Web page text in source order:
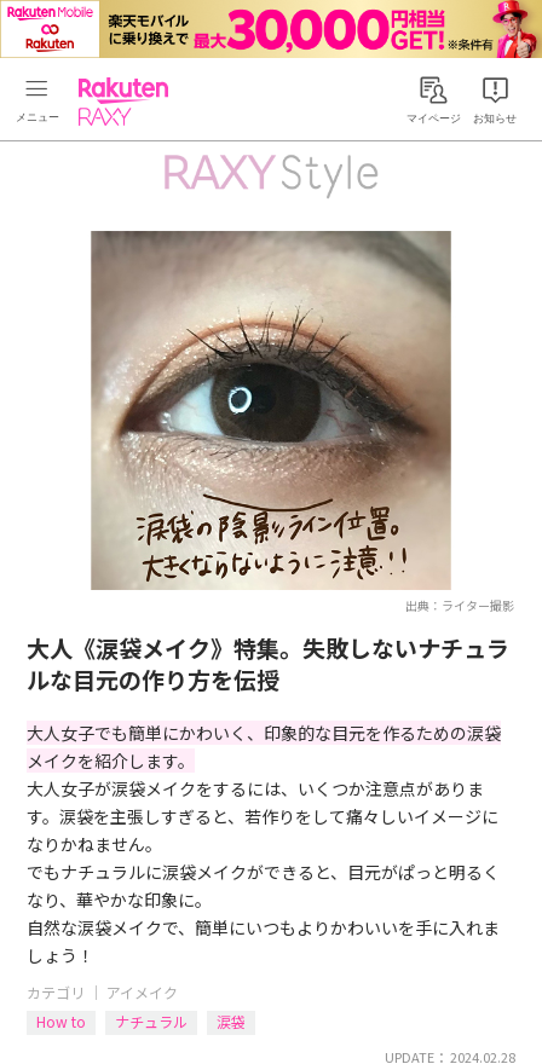
Rakuten RAXYマイページ お知らせ
出典：ライター撮影
大人《涙袋メイク》特集。失敗しないナチュラ
ルな目元の作り方を伝授
大人女子でも簡単にかわいく、印象的な目元を作るための涙袋
メイクを紹介します。
大人女子が涙袋メイクをするには、いくつか注意点がありま
す。涙袋を主張しすぎると、若作りをして痛々しいイメージに
なりかねません。
でもナチュラルに涙袋メイクができると、目元がぱっと明るく
なり、華やかな印象に。
自然な涙袋メイクで、簡単にいつもよりかわいいを手に入れま
しょう！
カテゴリ ｜ アイメイク
How to
ナチュラル 涙袋
UPDATE： 2024.02.28